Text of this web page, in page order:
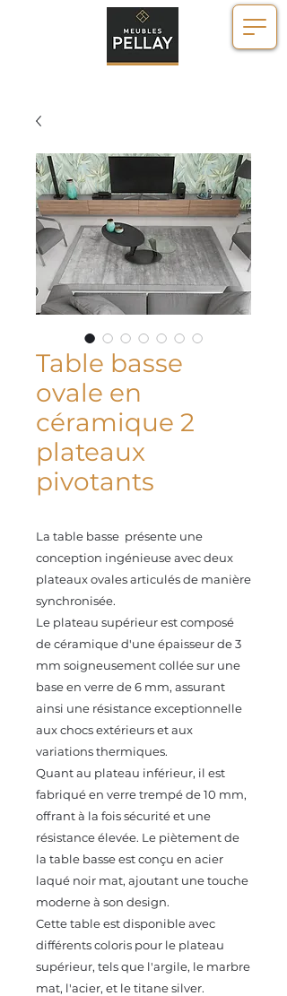
Table basse
ovale en
céramique 2
plateaux
pivotants
La table basse présente une
conception ingénieuse avec deux
plateaux ovales articulés de manière
synchronisée.
Le plateau supérieur est composé
de céramique d'une épaisseur de 3
mm soigneusement collée sur une
base en verre de 6 mm, assurant
ainsi une résistance exceptionnelle
aux chocs extérieurs et aux
variations thermiques.
Quant au plateau inférieur, il est
fabriqué en verre trempé de 10 mm,
offrant à la fois sécurité et une
résistance élevée. Le piètement de
la table basse est conçu en acier
laqué noir mat, ajoutant une touche
moderne à son design.
Cette table est disponible avec
différents coloris pour le plateau
supérieur, tels que l'argile, le marbre
mat, l'acier, et le titane silver.